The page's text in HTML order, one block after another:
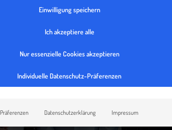
Einwilligung speichern
Ich akzeptiere alle
Nur essenzielle Cookies akzeptieren
Individuelle Datenschutz-Präferenzen
Präferenzen Datenschutzerklärung Impressum